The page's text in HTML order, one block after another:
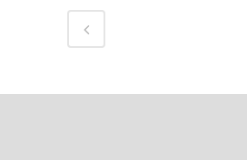
Menschen auf der Suche nach
Lebens.
für ServusTV.